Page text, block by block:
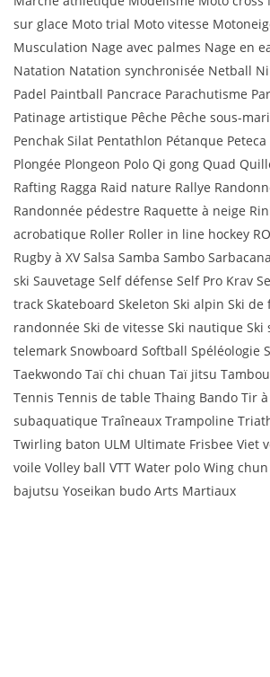
sur glace Moto trial Moto vitesse
Musculation Nage avec palmes Nage en
Natation Natation synchronisée Netball
Padel Paintball Pancrace Parachutisme
Patinage artistique Pêche Pêche sous-
Penchak Silat Pentathlon Pétanque
Plongée Plongeon Polo Qi gong Quad
Rafting Ragga Raid nature Rallye
Randonnée pédestre Raquette à neige
acrobatique Roller Roller in line hockey
Rugby à XV Salsa Samba Sambo
ski Sauvetage Self défense Self Pro Krav
track Skateboard Skeleton Ski alpin Ski de
randonnée Ski de vitesse Ski nautique Ski
telemark Snowboard Softball Spéléologie
Taekwondo Taï chi chuan Taï jitsu
Tennis Tennis de table Thaing Bando Tir
subaquatique Traîneaux Trampoline
Twirling baton ULM Ultimate Frisbee Viet
voile Volley ball VTT Water polo Wing chun
bajutsu Yoseikan budo Arts Martiaux